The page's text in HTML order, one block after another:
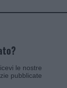
le nostre
pubblicate